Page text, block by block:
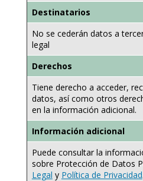
Destinatarios
No se cederán datos a
legal
Derechos
Tiene derecho a acceder,
datos, así como otros
en la información adicional.
Información adicional
Puede consultar la
sobre Protección de Datos
Legal y Política de Privacidad